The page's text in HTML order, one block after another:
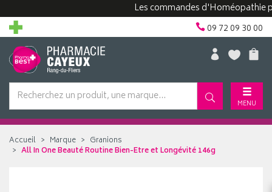
Les commandes d'Homéopathie
09 72 09 30 00
MENU
Accueil Marque
Granions
All In One Beauté Routine Bien-Etre et Longévité 146g